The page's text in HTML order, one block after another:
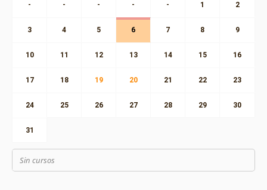
- - - - - 1 2
3 4 5 6 7 8 9
10 11 12 13 14 15 16
17 18 19 20 21 22 23
24 25 26 27 28 29 30
31
Sin cursos